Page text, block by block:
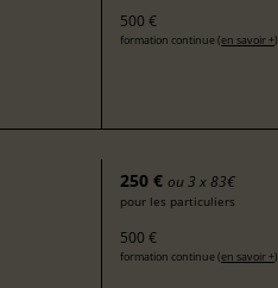
500 €
formation continue (en savoir +)
250 € ou 3 x 83€
pour les particuliers
500 €
formation continue (en savoir +)